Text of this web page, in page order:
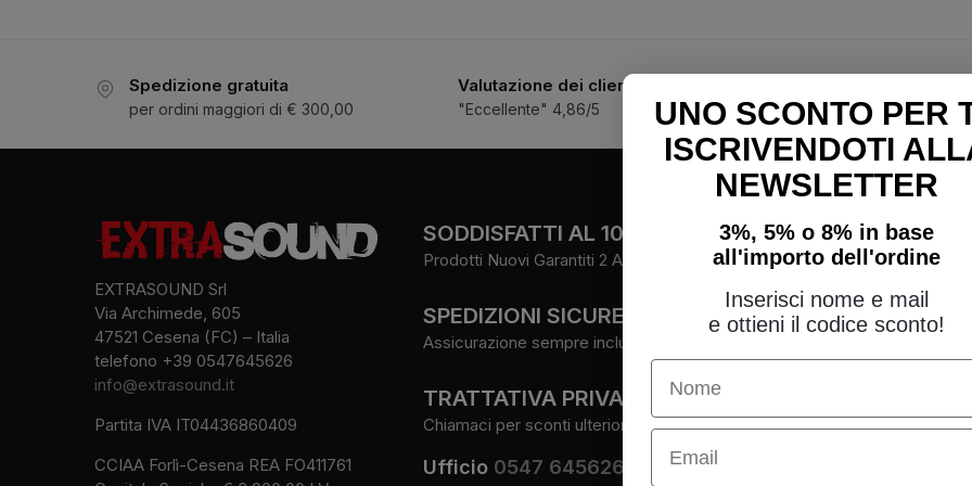
Spedizione gratuita
per ordini maggiori di € 300,00
Valutazione dei clienti
"Eccellente" 4,86/5
Assistenza telefonica
3334188754
EXTRASOUND Srl
Via Archimede, 605
47521 Cesena (FC) – Italia
telefono +39 0547645626
info@extrasound.it
Partita IVA IT04436860409
CCIAA Forlì-Cesena REA FO411761
SODDISFATTI AL 100%
Prodotti Nuovi Garantiti 2 Anni.
SPEDIZIONI SICURE
Assicurazione sempre inclusa.
TRATTATIVA PRIVATA
Chiamaci per sconti ulteriori.
Ufficio 0547 645626
FOLLOW
Facebook
Instagram
Youtube
UNO SCONTO PER
ISCRIVENDOTI
NEWSLETTER
3%, 5% o 8% in base
all'importo dell'ordine
Inserisci nome e mail
e ottieni il codice sconto!
Name
Email